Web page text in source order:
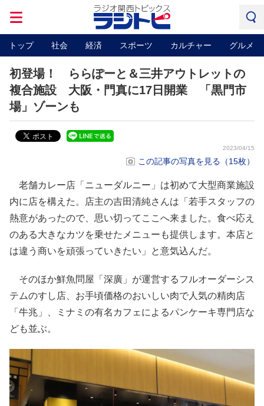
トップ 社会 経済 スポーツ カルチャー グルメ
初登場！ ららぽーと＆三井アウトレットの
複合施設 大阪・門真に17日開業 「黒門市
場」ゾーンも
2023/04/15
この記事の写真を見る（15枚）
老舗カレー店「ニューダルニー」は初めて大型商業施設
内に店を構えた。店主の吉田清純さんは「若手スタッフの
熱意があったので、思い切ってここへ来ました。食べ応え
のある大きなカツを乗せたメニューも提供します。本店と
は違う商いを頑張っていきたい」と意気込んだ。
そのほか鮮魚問屋「深廣」が運営するフルオーダーシス
テムのすし店、お手頃価格のおいしい肉で人気の精肉店
「牛兆」、ミナミの有名カフェによるパンケーキ専門店な
ども並ぶ。